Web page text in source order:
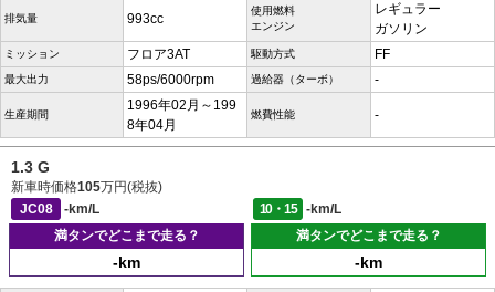
排気量 993cc
使用燃料
エンジン
レギュラー
ガソリン
ミッション フロア3AT 駆動方式 FF
最大出力 58ps/6000rpm 過給器（ターボ） -
生産期間
1996年02月～199
8年04月
燃費性能 -
1.3 G
新車時価格105万円(税抜)
JC08
-km/L 10・15
-km/L
満タンでどこまで走る？
-km
満タンでどこまで走る？
-km